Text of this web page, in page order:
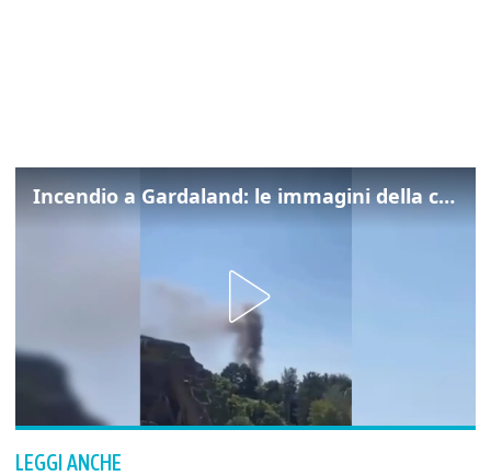
Incendio a Gardaland: le immagini della colonna di fumo
LEGGI ANCHE